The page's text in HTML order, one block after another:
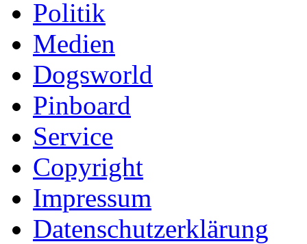
Politik
Medien
Dogsworld
Pinboard
Service
Copyright
Impressum
Datenschutzerklärung